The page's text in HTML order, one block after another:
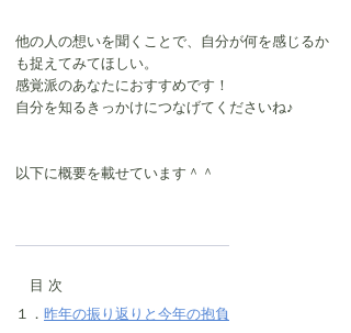
他の人の想いを聞くことで、自分が何を感じるか
も捉えてみてほしい。
感覚派のあなたにおすすめです！
自分を知るきっかけにつなげてくださいね♪
以下に概要を載せています＾＾
目 次
１． 昨年の振り返りと今年の抱負